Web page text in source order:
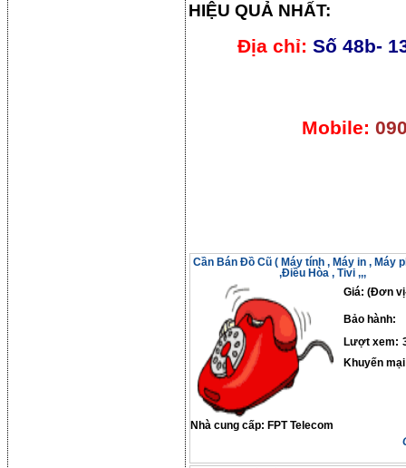
HIỆU QUẢ NHẤT:
Địa chỉ: Số 48b-
Mobile:
Cần Bán Đồ Cũ ( Máy tính , Máy in , Máy
,Điều Hòa , Tivi ,,,
Giá: (Đơn
Bảo hành:
Lượt xem:
Khuyến
Nhà cung cấp: FPT Telecom